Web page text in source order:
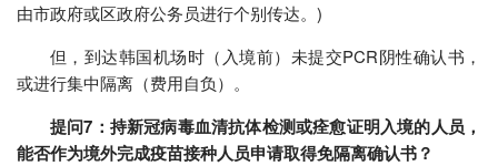
由市政府或区政府公务员进行个别传达。)
但，到达韩国机场时（入境前）未提交PCR阴性确认书，
或进行集中隔离（费用自负）。
提问7：持新冠病毒血清抗体检测或痊愈证明入境的人员，
能否作为境外完成疫苗接种人员申请取得免隔离确认书？